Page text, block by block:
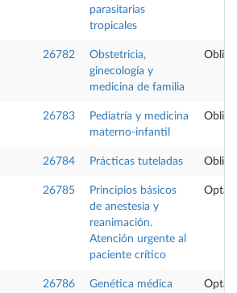
parasitarias
tropicales
26782
Obstetricia,
ginecología y
medicina de familia
26783
Pediatría y medicina
materno-infantil
26784 Prácticas tuteladas
26785
Principios básicos
de anestesia y
reanimación.
Atención urgente al
paciente crítico
26786 Genética médica